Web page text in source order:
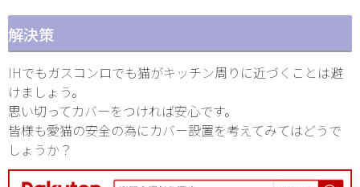
解決策
IHでもガスコンロでも猫がキッチン周りに近づくことは避
けましょう。
思い切ってカバーをつければ安心です。
皆様も愛猫の安全の為にカバー設置を考えてみてはどうで
しょうか？